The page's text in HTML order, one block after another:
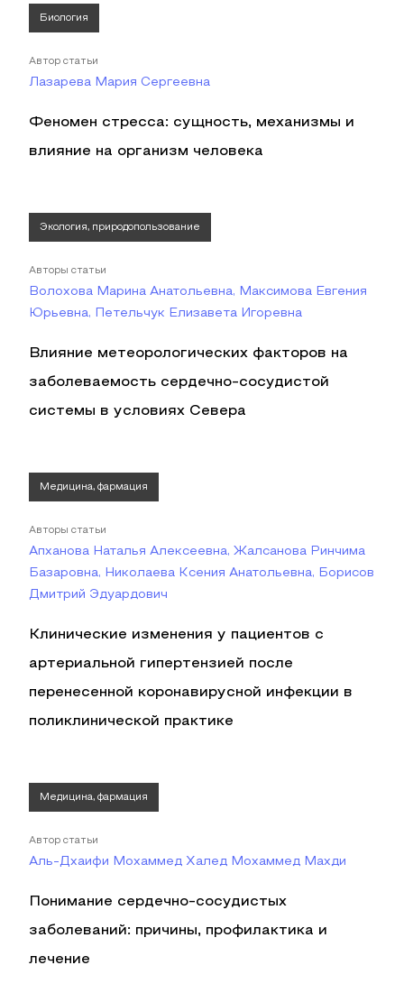
Биология
Автор статьи
Лазарева Мария Сергеевна
Феномен стресса: сущность, механизмы и
влияние на организм человека
Экология, природопользование
Авторы статьи
Волохова Марина Анатольевна, Максимова Евгения
Юрьевна, Петельчук Елизавета Игоревна
Влияние метеорологических факторов на
заболеваемость сердечно-сосудистой
системы в условиях Севера
Медицина, фармация
Авторы статьи
Апханова Наталья Алексеевна, Жалсанова Ринчима
Базаровна, Николаева Ксения Анатольевна, Борисов
Дмитрий Эдуардович
Клинические изменения у пациентов с
артериальной гипертензией после
перенесенной коронавирусной инфекции в
поликлинической практике
Медицина, фармация
Автор статьи
Аль-Дхаифи Мохаммед Халед Мохаммед Махди
Понимание сердечно-сосудистых
заболеваний: причины, профилактика и
лечение